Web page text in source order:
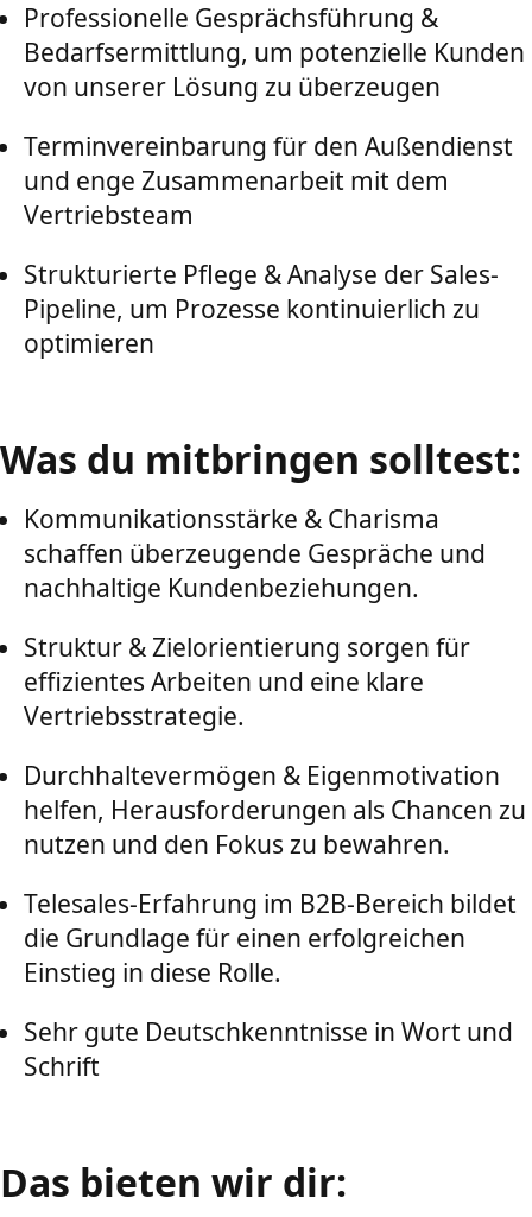
Professionelle Gesprächsführung &
Bedarfsermittlung, um potenzielle Kunden
von unserer Lösung zu überzeugen
Terminvereinbarung für den Außendienst
und enge Zusammenarbeit mit dem
Vertriebsteam
Strukturierte Pflege & Analyse der Sales-
Pipeline, um Prozesse kontinuierlich zu
optimieren
Was du mitbringen solltest:
Kommunikationsstärke & Charisma
schaffen überzeugende Gespräche und
nachhaltige Kundenbeziehungen.
Struktur & Zielorientierung sorgen für
effizientes Arbeiten und eine klare
Vertriebsstrategie.
Durchhaltevermögen & Eigenmotivation
helfen, Herausforderungen als Chancen zu
nutzen und den Fokus zu bewahren.
Telesales-Erfahrung im B2B-Bereich bildet
die Grundlage für einen erfolgreichen
Einstieg in diese Rolle.
Sehr gute Deutschkenntnisse in Wort und
Schrift
Das bieten wir dir: